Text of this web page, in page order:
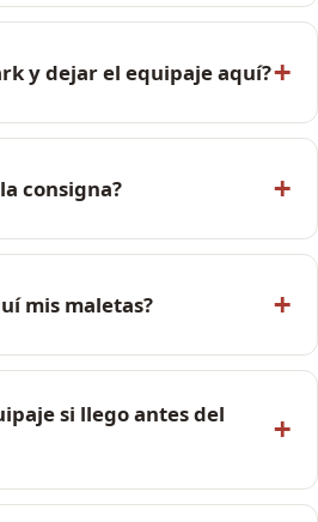
y dejar el equipaje aquí?
consigna?
mis maletas?
si llego antes del